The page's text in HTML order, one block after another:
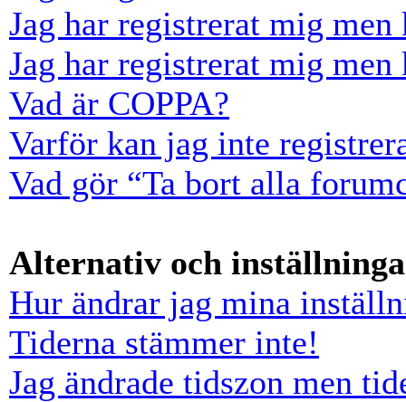
Jag har registrerat mig
Jag har registrerat mig
Vad är COPPA?
Varför kan jag inte
Vad gör “Ta bort alla
Alternativ och
Hur ändrar jag mina
Tiderna stämmer inte!
Jag ändrade tidszon men